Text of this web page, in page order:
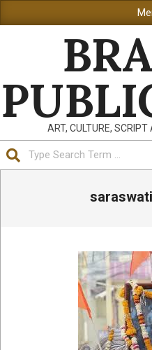
to
Navigation
ART, CULTURE,